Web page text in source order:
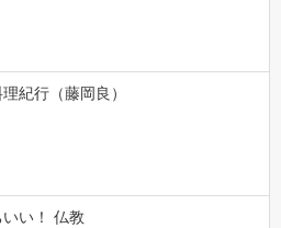
紀行（藤岡良）
いい！ 仏教